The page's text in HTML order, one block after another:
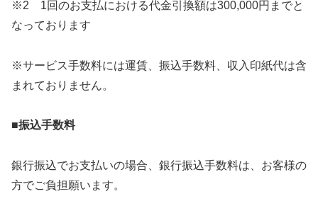
※2 1回のお支払における代金引換額は300,000円までと
なっております
※サービス手数料には運賃、振込手数料、収入印紙代は含
まれておりません。
■振込手数料
銀行振込でお支払いの場合、銀行振込手数料は、お客様の
方でご負担願います。